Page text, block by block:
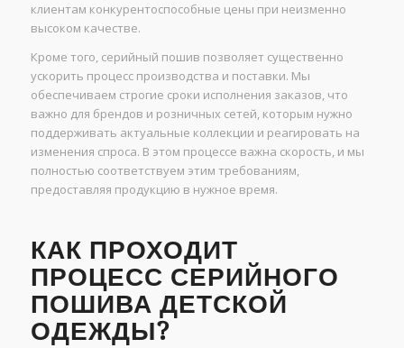
клиентам конкурентоспособные цены при неизменно
высоком качестве.
Кроме того, серийный пошив позволяет существенно
ускорить процесс производства и поставки. Мы
обеспечиваем строгие сроки исполнения заказов, что
важно для брендов и розничных сетей, которым нужно
поддерживать актуальные коллекции и реагировать на
изменения спроса. В этом процессе важна скорость, и мы
полностью соответствуем этим требованиям,
предоставляя продукцию в нужное время.
КАК ПРОХОДИТ
ПРОЦЕСС СЕРИЙНОГО
ПОШИВА ДЕТСКОЙ
ОДЕЖДЫ?